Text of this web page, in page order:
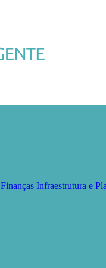
Finanças Infraestrutura e